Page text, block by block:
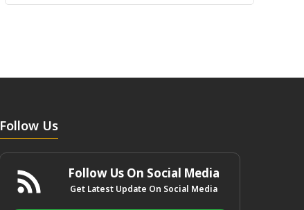
Follow Us
Follow Us On Social Media
Get Latest Update On Social Media